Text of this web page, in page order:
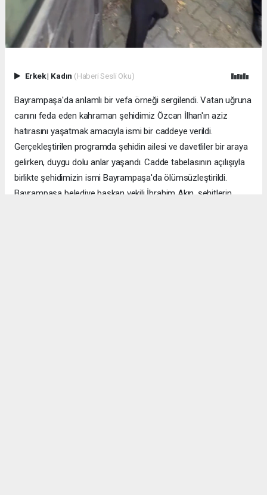
Erkek| Kadın (Haberi Sesli Oku)
Bayrampaşa'da anlamlı bir vefa örneği sergilendi. Vatan uğruna
canını feda eden kahraman şehidimiz Özcan İlhan'ın aziz
hatırasını yaşatmak amacıyla ismi bir caddeye verildi.
Gerçekleştirilen programda şehidin ailesi ve davetliler bir araya
gelirken, duygu dolu anlar yaşandı. Cadde tabelasının açılışıyla
birlikte şehidimizin ismi Bayrampaşa'da ölümsüzleştirildi.
Bayrampaşa belediye başkan vekili İbrahim Akın, şehitlerin